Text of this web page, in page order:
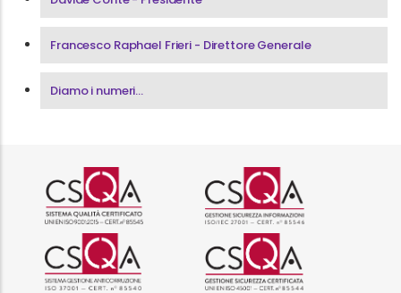
Francesco Raphael Frieri - Direttore Generale
Diamo i numeri...
Logo certificazione ISO 9001
Logo
Logo certificazione ISO 37001
Logo